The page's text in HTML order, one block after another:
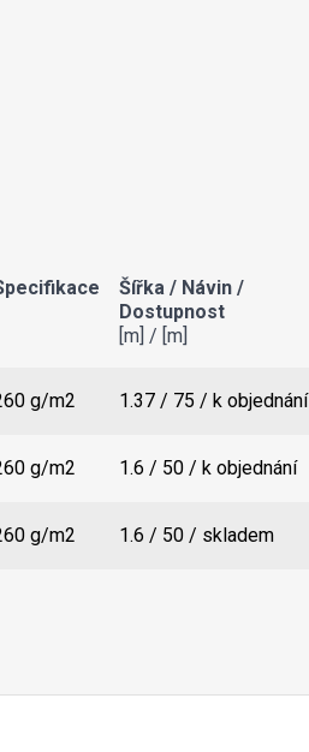
Šířka / Návin /
Dostupnost
[m] / [m]
g/m2 1.37 / 75 / k objednání
g/m2 1.6 / 50 / k objednání
g/m2 1.6 / 50 / skladem